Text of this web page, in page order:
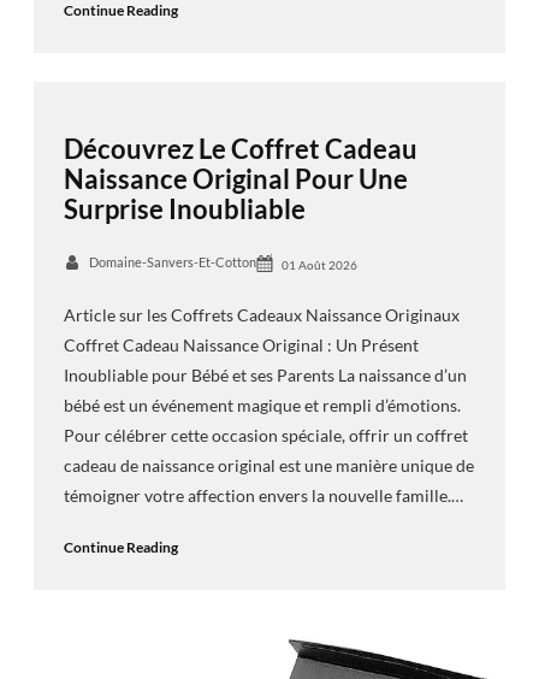
Continue Reading
Découvrez Le Coffret Cadeau
Naissance Original Pour Une
Surprise Inoubliable
Domaine-Sanvers-Et-Cotton 01 Août 2026
Article sur les Coffrets Cadeaux Naissance Originaux
Coffret Cadeau Naissance Original : Un Présent
Inoubliable pour Bébé et ses Parents La naissance d’un
bébé est un événement magique et rempli d’émotions.
Pour célébrer cette occasion spéciale, offrir un coffret
cadeau de naissance original est une manière unique de
témoigner votre affection envers la nouvelle famille.…
Continue Reading